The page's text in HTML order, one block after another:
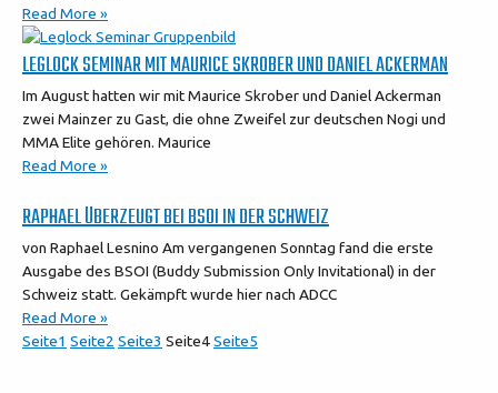
Read More »
LEGLOCK SEMINAR MIT MAURICE SKROBER UND DANIEL ACKERMAN
Im August hatten wir mit Maurice Skrober und Daniel Ackerman
zwei Mainzer zu Gast, die ohne Zweifel zur deutschen Nogi und
MMA Elite gehören. Maurice
Read More »
RAPHAEL ÜBERZEUGT BEI BSOI IN DER SCHWEIZ
von Raphael Lesnino Am vergangenen Sonntag fand die erste
Ausgabe des BSOI (Buddy Submission Only Invitational) in der
Schweiz statt. Gekämpft wurde hier nach ADCC
Read More »
Seite1 Seite2 Seite3 Seite4Seite5